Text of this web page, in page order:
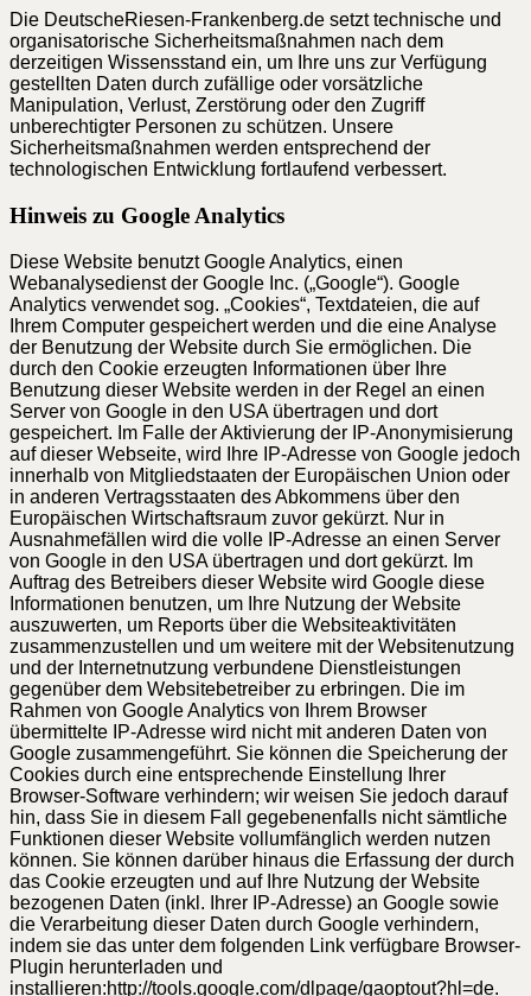
Die DeutscheRiesen-Frankenberg.de setzt technische und
organisatorische Sicherheitsmaßnahmen nach dem
derzeitigen Wissensstand ein, um Ihre uns zur Verfügung
gestellten Daten durch zufällige oder vorsätzliche
Manipulation, Verlust, Zerstörung oder den Zugriff
unberechtigter Personen zu schützen. Unsere
Sicherheitsmaßnahmen werden entsprechend der
technologischen Entwicklung fortlaufend verbessert.
Hinweis zu Google Analytics
Diese Website benutzt Google Analytics, einen
Webanalysedienst der Google Inc. („Google“). Google
Analytics verwendet sog. „Cookies“, Textdateien, die auf
Ihrem Computer gespeichert werden und die eine Analyse
der Benutzung der Website durch Sie ermöglichen. Die
durch den Cookie erzeugten Informationen über Ihre
Benutzung dieser Website werden in der Regel an einen
Server von Google in den USA übertragen und dort
gespeichert. Im Falle der Aktivierung der IP-Anonymisierung
auf dieser Webseite, wird Ihre IP-Adresse von Google jedoch
innerhalb von Mitgliedstaaten der Europäischen Union oder
in anderen Vertragsstaaten des Abkommens über den
Europäischen Wirtschaftsraum zuvor gekürzt. Nur in
Ausnahmefällen wird die volle IP-Adresse an einen Server
von Google in den USA übertragen und dort gekürzt. Im
Auftrag des Betreibers dieser Website wird Google diese
Informationen benutzen, um Ihre Nutzung der Website
auszuwerten, um Reports über die Websiteaktivitäten
zusammenzustellen und um weitere mit der Websitenutzung
und der Internetnutzung verbundene Dienstleistungen
gegenüber dem Websitebetreiber zu erbringen. Die im
Rahmen von Google Analytics von Ihrem Browser
übermittelte IP-Adresse wird nicht mit anderen Daten von
Google zusammengeführt. Sie können die Speicherung der
Cookies durch eine entsprechende Einstellung Ihrer
Browser-Software verhindern; wir weisen Sie jedoch darauf
hin, dass Sie in diesem Fall gegebenenfalls nicht sämtliche
Funktionen dieser Website vollumfänglich werden nutzen
können. Sie können darüber hinaus die Erfassung der durch
das Cookie erzeugten und auf Ihre Nutzung der Website
bezogenen Daten (inkl. Ihrer IP-Adresse) an Google sowie
die Verarbeitung dieser Daten durch Google verhindern,
indem sie das unter dem folgenden Link verfügbare Browser-
Plugin herunterladen und
installieren:http://tools.google.com/dlpage/gaoptout?hl=de.